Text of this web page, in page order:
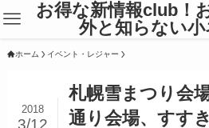
お得な新情報club！
外と知らない
ホーム イベント・レジャー
札幌雪まつり会
通り会場、すす
2018